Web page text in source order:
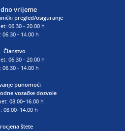
vrijeme
pregled/osiguranje
06.30 - 20.00 h
06.30 - 14.00 h
Članstvo
06.30 - 20.00 h
06.30 - 14.00 h
punomoći
vozačke dozvole
08.00–16.00 h
08.00–14.00 h
štete